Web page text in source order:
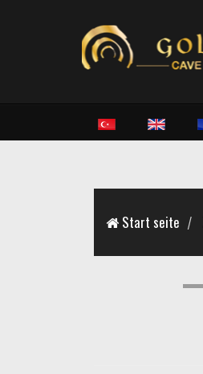
Start seite